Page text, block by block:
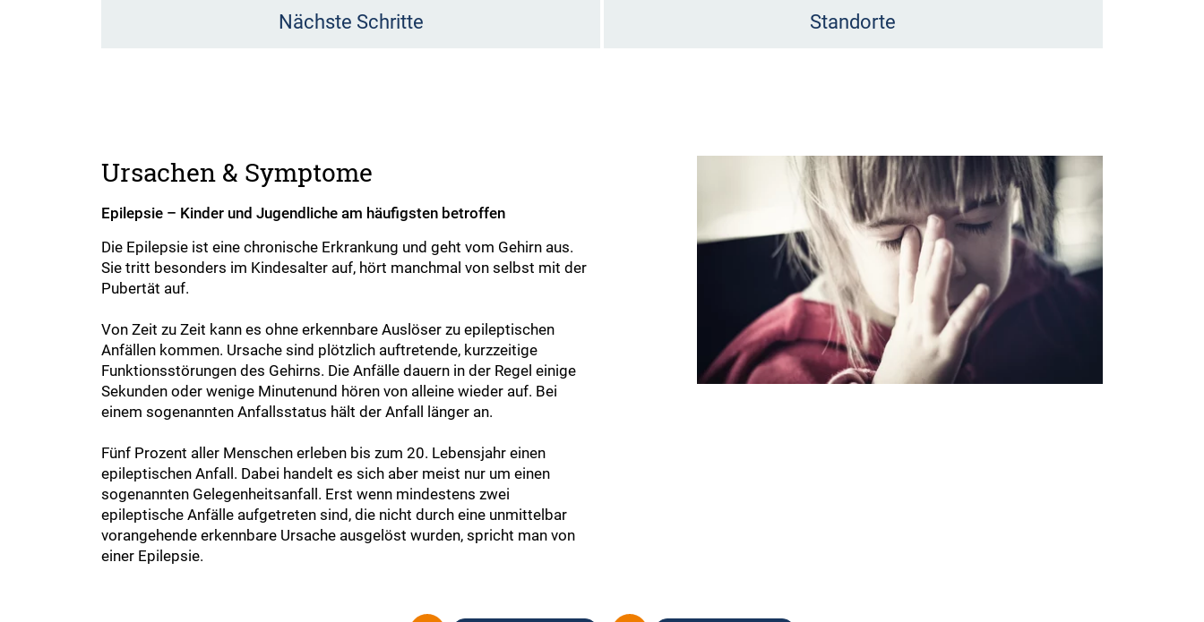
Nächste Schritte Standorte
Ursachen & Symptome
Epilepsie – Kinder und Jugendliche am häufigsten betroffen
Die Epilepsie ist eine chronische Erkrankung und geht vom Gehirn aus.
Sie tritt besonders im Kindesalter auf, hört manchmal von selbst mit der
Pubertät auf.
Von Zeit zu Zeit kann es ohne erkennbare Auslöser zu epileptischen
Anfällen kommen. Ursache sind plötzlich auftretende, kurzzeitige
Funktionsstörungen des Gehirns. Die Anfälle dauern in der Regel einige
Sekunden oder wenige Minutenund hören von alleine wieder auf. Bei
einem sogenannten Anfallsstatus hält der Anfall länger an.
Fünf Prozent aller Menschen erleben bis zum 20. Lebensjahr einen
epileptischen Anfall. Dabei handelt es sich aber meist nur um einen
sogenannten Gelegenheitsanfall. Erst wenn mindestens zwei
epileptische Anfälle aufgetreten sind, die nicht durch eine unmittelbar
vorangehende erkennbare Ursache ausgelöst wurden, spricht man von
einer Epilepsie.